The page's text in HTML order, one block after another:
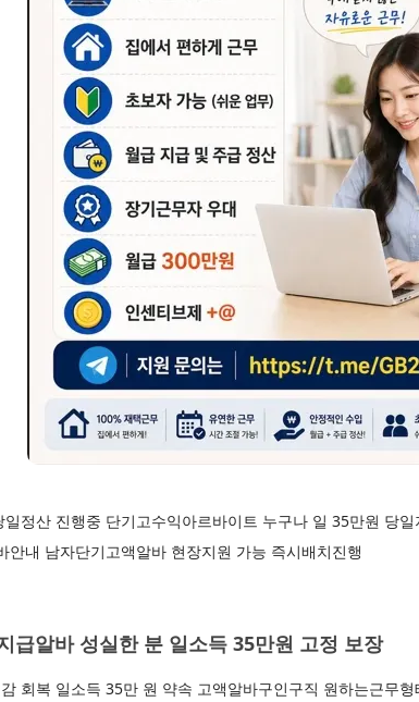
정산 진행중 단기고수익아르바이트 누구나 일 35만원 당
안내 남자단기고액알바 현장지원 가능 즉시배치진행
급알바 성실한 분 일소득 35만원 고정 보장
회복 일소득 35만 원 약속 고액알바구인구직 원하는근무